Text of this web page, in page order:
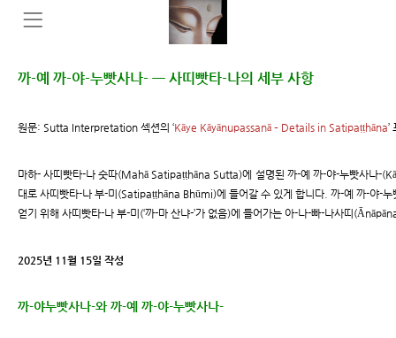
까-예 까-야-누빳사나- ㅡ 사띠빳타-나의 세부 사항
원문: Sutta Interpretation 섹션의 ‘Kāye Kāyānupassanā – Details in Satipaṭṭhāna’
마하- 사띠빳타-나 숫따(Mahā Satipaṭṭhāna Sutta)에 설명된 까-예 까-야-누빳사나-
대로 사띠빳타-나 부-미(Satipaṭṭhāna Bhūmi)에 들어갈 수 있게 합니다. 까-예 까-야-누
얻기 위해 사띠빳타-나 부-미(‘까-마 산냐-’가 없음)에 들어가는 아-나-빠-나사띠
2025년 11월 15일 작성
까-야누빳사나-와 까-예 까-야-누빳사나-